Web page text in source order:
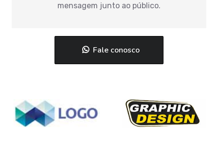
mensagem junto ao público.
Fale conosco